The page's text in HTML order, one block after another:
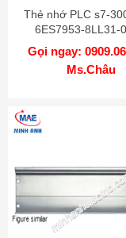
Thẻ nhớ PLC s7-
6ES7953-8LL31-
Gọi ngay:
Ms.Châu